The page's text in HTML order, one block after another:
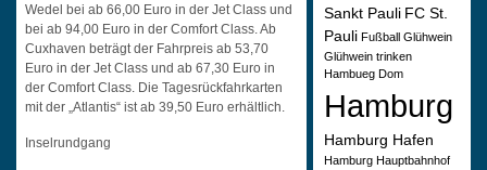
Wedel bei ab 66,00 Euro in der Jet Class und
bei ab 94,00 Euro in der Comfort Class. Ab
Cuxhaven beträgt der Fahrpreis ab 53,70
Euro in der Jet Class und ab 67,30 Euro in
der Comfort Class. Die Tagesrückfahrkarten
mit der „Atlantis“ ist ab 39,50 Euro erhältlich.
Inselrundgang
Sankt Pauli FC St.
Pauli Fußball Glühwein
Glühwein trinken
Hambueg Dom
Hamburg
Hamburg Hafen
Hamburg Hauptbahnhof